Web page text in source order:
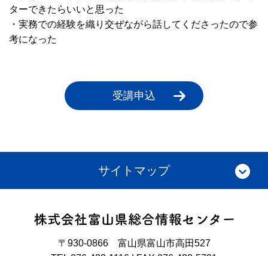
ターできたらいいと思った
・実務での経験を織り交ぜながら話してくださったので参
考になった
受講申込
サイトマップ
〒930-0866 富山県富山市高田527